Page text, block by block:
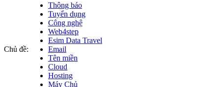
Chủ đề:
Thông báo
Tuyển dụng
Công nghệ
Web4step
Esim Data Travel
Email
Tên miền
Cloud
Hosting
Máy Chủ